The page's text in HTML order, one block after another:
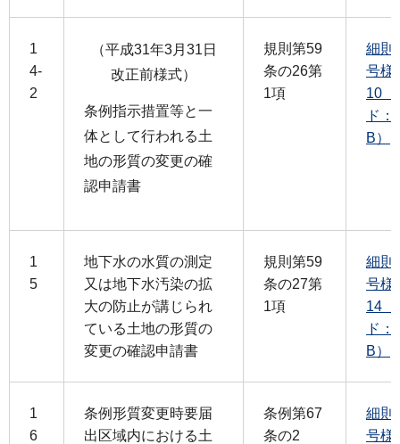
1
4-
2
（平成31年3月31日
改正前様式）
条例指示措置等と一
体として行われる土
地の形質の変更の確
認申請書
規則第59
条の26第
1項
細則
号様
10（
ド：
B）
1
5
地下水の水質の測定
又は地下水汚染の拡
大の防止が講じられ
ている土地の形質の
変更の確認申請書
規則第59
条の27第
1項
細則
号様
14（
ド：
B）
1
6
条例形質変更時要届
出区域内における土
条例第67
条の2
細則
号様